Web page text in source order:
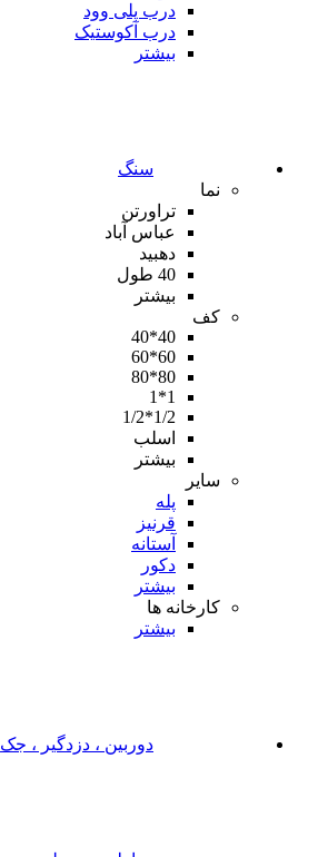
درب پلی وود
درب آکوستیک
بیشتر
سنگ
نما
تراورتن
عباس آباد
دهبید
40 طول
بیشتر
کف
40*40
60*60
80*80
1*1
1/2*1/2
اسلب
بیشتر
سایر
پله
قرنیز
آستانه
دکور
بیشتر
کارخانه ها
بیشتر
دوربین ، دزدگیر ، جک